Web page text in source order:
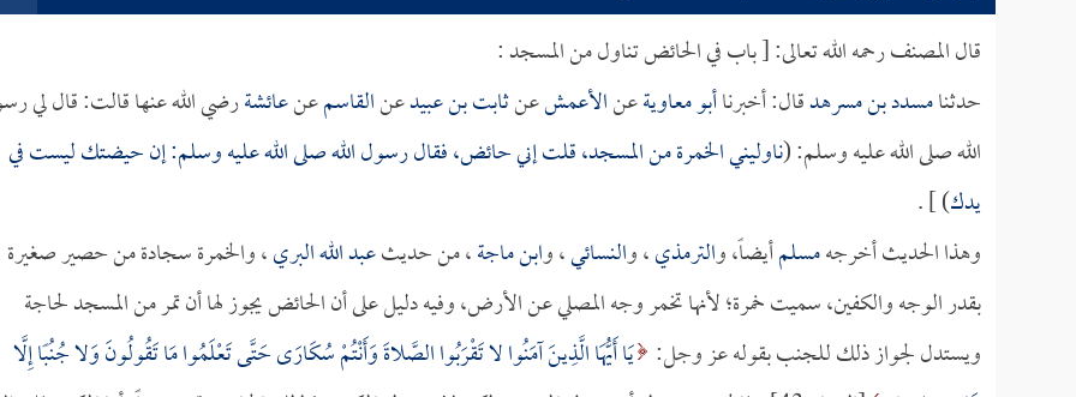
قال المصنف رحمه الله تعالى: [ باب في الحائض تناول من المسجد :
حدثنامسدد بن مسرهدقال: أخبرناأبو معاويةعنالأعمشعنثابت بن عبيدعنالقاسمعنعائشةرضي الله عنها قالت: قال لي
الله صلى الله عليه وسلم: (ناوليني الخمرة من المسجد، قلت إني حائض، فقال رسول الله صلى الله عليه وسلم: إن حيضتك ليست في
يدك) ] .
وهذا الحديث أخرجهمسلمأيضاً، والترمذي، والنسائي، وابن ماجة، من حديثعبد الله البري، والخمرة سجادة من حصير صغيرة
بقدر الوجه والكفين، سميت خمرة؛ لأنها تخمر وجه المصلي عن الأرض، وفيه دليل على أن الحائض يجوز لها أن تمر من المسجد لحاجة
ويستدل لجواز ذلك للجنب بقوله عز وجل: يَا أَيُّهَا الَّذِينَ آمَنُوا لا تَقْرَبُوا الصَّلاةَ وَأَنْتُمْ سُكَارَى حَتَّى تَعْلَمُوا مَا تَقُولُونَ وَلا جُنُبًا إِلَّا